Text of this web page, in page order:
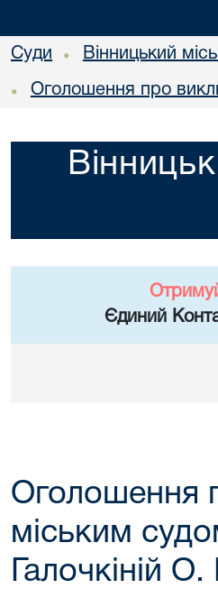
Суди • Вінницький
• Оголошення про
Єдиний
Оголошення
міським
Галочкіній О.